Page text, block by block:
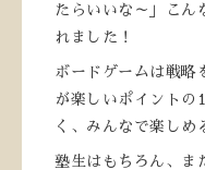
たらいいな～」こん
れました！
ボードゲームは戦略
が楽しいポイントの
く、みんなで楽しめ
塾生はもちろん、ま